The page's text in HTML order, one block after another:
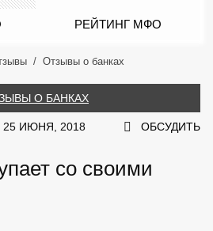
РЕЙТИНГ МФО
Отзывы о банках
О БАНКАХ
25 ИЮНЯ, 2018 ОБСУДИТЬ
со своими